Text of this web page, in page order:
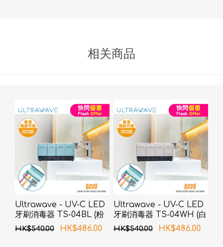
相关商品
Ultrawave - UV-C LED
牙刷消毒器 TS-04BL (粉
蓝色)
HK$540.00 HK$486.00
Ultrawave - UV-C LED
牙刷消毒器 TS-04WH (白
色)
HK$540.00 HK$486.00